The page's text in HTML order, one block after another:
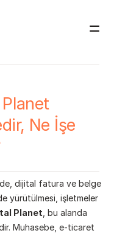
Ne İşe
dijital fatura ve belge
yürütülmesi, işletmeler
Planet , bu alanda
Muhasebe, e-ticaret